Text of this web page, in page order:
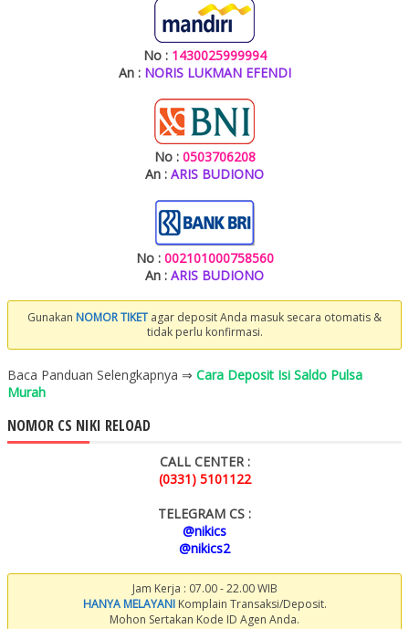
No : 1430025999994
An : NORIS LUKMAN EFENDI
No : 0503706208
An : ARIS BUDIONO
No : 002101000758560
An : ARIS BUDIONO
Gunakan NOMOR TIKET agar deposit Anda masuk secara otomatis &
tidak perlu konfirmasi.
Baca Panduan Selengkapnya ⇒ Cara Deposit Isi Saldo Pulsa
Murah
NOMOR CS NIKI RELOAD
CALL CENTER :
(0331) 5101122
TELEGRAM CS :
@nikics
@nikics2
Jam Kerja : 07.00 - 22.00 WIB
HANYA MELAYANIKomplain Transaksi/Deposit.
Mohon Sertakan Kode ID Agen Anda.